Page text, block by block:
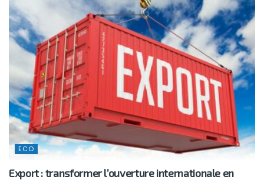
ECO
Export : transformer l’ouverture internationale en